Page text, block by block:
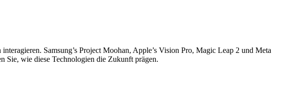
Samsung’s Project Moohan, Apple’s Vision Pro, Magic Leap 2 und Meta
Sie, wie diese Technologien die Zukunft prägen.